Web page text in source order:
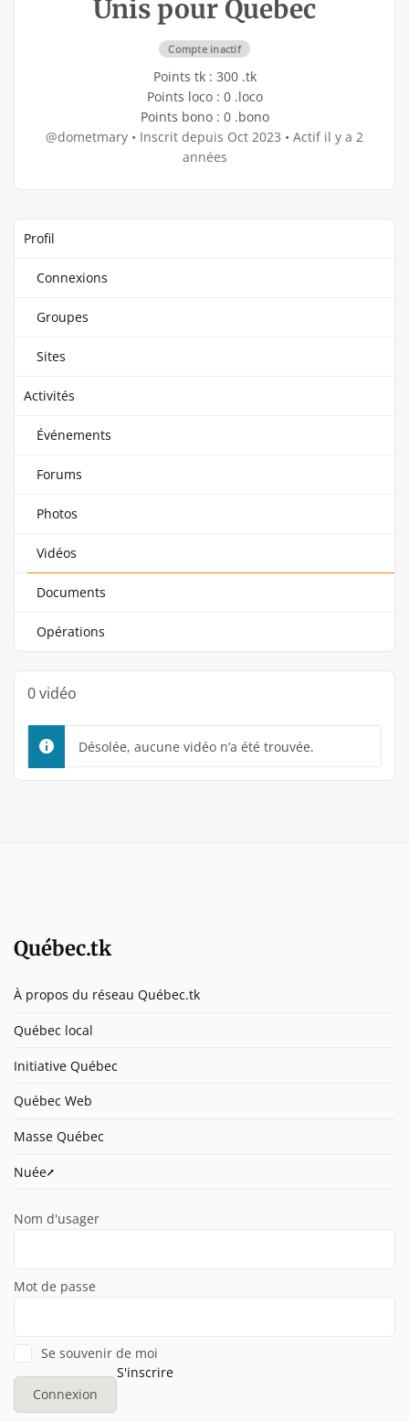
Unis pour Quebec
Compte inactif
Points tk : 300 .tk
Points loco : 0 .loco
Points bono : 0 .bono
@dometmary • Inscrit depuis Oct 2023 • Actif il y a 2
années
Profil
Connexions
Groupes
Sites
Activités
Événements
Forums
Photos
Vidéos
Documents
Opérations
0 vidéo
Désolée, aucune vidéo n’a été trouvée.
Québec.tk
À propos du réseau Québec.tk
Québec local
Initiative Québec
Québec Web
Masse Québec
Nuée⭧
Nom d'usager
Mot de passe
Se souvenir de moi
S'inscrire